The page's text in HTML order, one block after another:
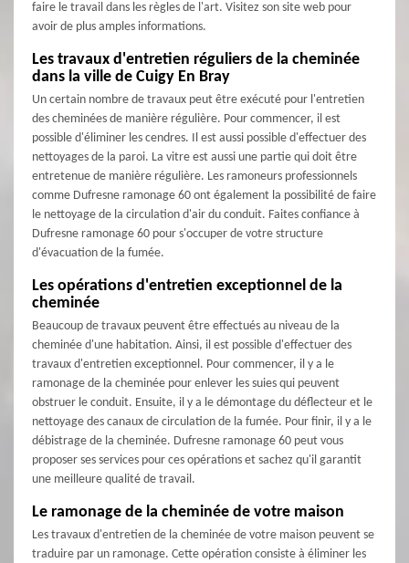
faire le travail dans les règles de l'art. Visitez son site web pour
avoir de plus amples informations.
Les travaux d'entretien réguliers de la cheminée
dans la ville de Cuigy En Bray
Un certain nombre de travaux peut être exécuté pour l'entretien
des cheminées de manière régulière. Pour commencer, il est
possible d'éliminer les cendres. Il est aussi possible d'effectuer des
nettoyages de la paroi. La vitre est aussi une partie qui doit être
entretenue de manière régulière. Les ramoneurs professionnels
comme Dufresne ramonage 60 ont également la possibilité de faire
le nettoyage de la circulation d'air du conduit. Faites confiance à
Dufresne ramonage 60 pour s'occuper de votre structure
d'évacuation de la fumée.
Les opérations d'entretien exceptionnel de la
cheminée
Beaucoup de travaux peuvent être effectués au niveau de la
cheminée d'une habitation. Ainsi, il est possible d'effectuer des
travaux d'entretien exceptionnel. Pour commencer, il y a le
ramonage de la cheminée pour enlever les suies qui peuvent
obstruer le conduit. Ensuite, il y a le démontage du déflecteur et le
nettoyage des canaux de circulation de la fumée. Pour finir, il y a le
débistrage de la cheminée. Dufresne ramonage 60 peut vous
proposer ses services pour ces opérations et sachez qu'il garantit
une meilleure qualité de travail.
Le ramonage de la cheminée de votre maison
Les travaux d'entretien de la cheminée de votre maison peuvent se
traduire par un ramonage. Cette opération consiste à éliminer les